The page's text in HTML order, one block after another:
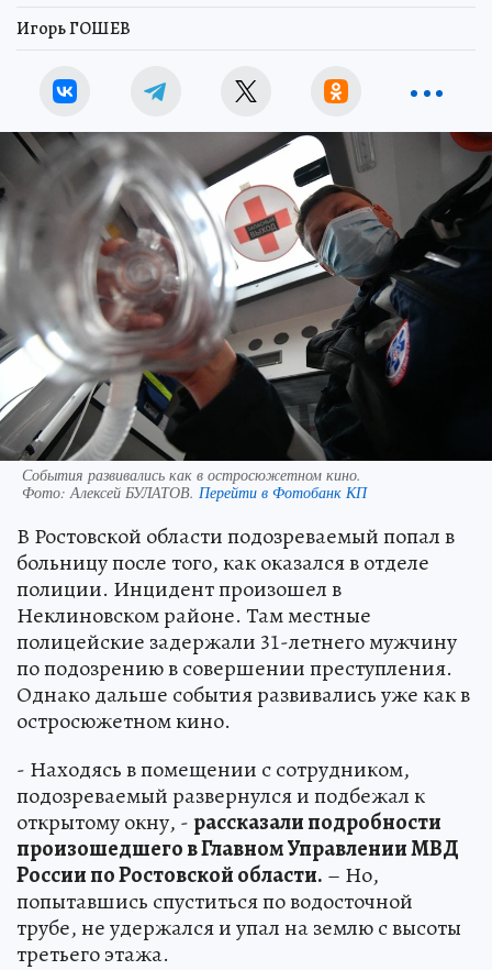
Игорь ГОШЕВ
События развивались как в остросюжетном кино.
Фото:Алексей БУЛАТОВ. Перейти в Фотобанк КП
В Ростовской области подозреваемый попал в
больницу после того, как оказался в отделе
полиции. Инцидент произошел в
Неклиновском районе. Там местные
полицейские задержали 31-летнего мужчину
по подозрению в совершении преступления.
Однако дальше события развивались уже как в
остросюжетном кино.
- Находясь в помещении с сотрудником,
подозреваемый развернулся и подбежал к
открытому окну, -рассказали подробности
произошедшего в Главном Управлении МВД
России по Ростовской области. – Но,
попытавшись спуститься по водосточной
трубе, не удержался и упал на землю с высоты
третьего этажа.